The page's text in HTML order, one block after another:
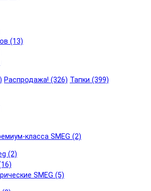
(13)
Распродажа! (326) Тапки (399)
класса SMEG (2)
(2)
SMEG (5)